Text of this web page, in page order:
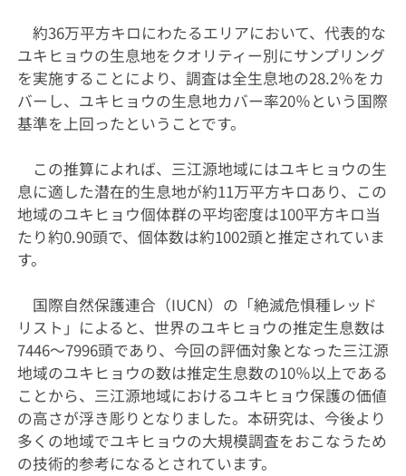
約36万平方キロにわたるエリアにおいて、代表的な
ユキヒョウの生息地をクオリティー別にサンプリング
を実施することにより、調査は全生息地の28.2％をカ
バーし、ユキヒョウの生息地カバー率20％という国際
基準を上回ったということです。
この推算によれば、三江源地域にはユキヒョウの生
息に適した潜在的生息地が約11万平方キロあり、この
地域のユキヒョウ個体群の平均密度は100平方キロ当
たり約0.90頭で、個体数は約1002頭と推定されていま
す。
国際自然保護連合（IUCN）の「絶滅危惧種レッド
リスト」によると、世界のユキヒョウの推定生息数は
7446～7996頭であり、今回の評価対象となった三江源
地域のユキヒョウの数は推定生息数の10％以上である
ことから、三江源地域におけるユキヒョウ保護の価値
の高さが浮き彫りとなりました。本研究は、今後より
多くの地域でユキヒョウの大規模調査をおこなうため
の技術的参考になるとされています。